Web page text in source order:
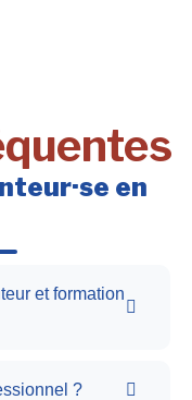
en
et formation
?